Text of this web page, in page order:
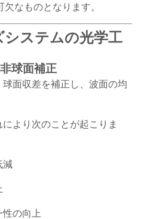
なものとなります。
ステムの光学工
球面補正
面収差を補正し、波面の均
より次のことが起こりま
減
の向上